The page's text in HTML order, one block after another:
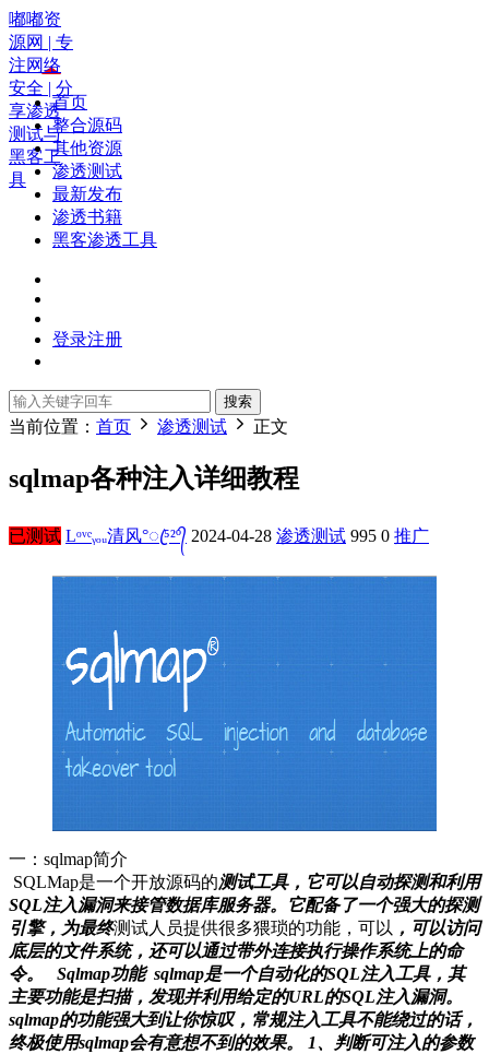
嘟嘟资
源网 | 专
注网络
安全 | 分
享渗透
测试与
黑客工
具
首页
整合源码
其他资源
渗透测试
最新发布
渗透书籍
黑客渗透工具
登录注册
搜索
当前位置： 首页 渗透测试 正文
sqlmap各种注入详细教程
已测试 Lᵒᵛᵉᵧₒᵤ清风°ꦿ⁵²º᭄ 2024-04-28 渗透测试 995 0 推广
一：sqlmap简介
SQLMap是一个开放源码的测试工具，它可以自动探测和利用
SQL注入漏洞来接管数据库服务器。它配备了一个强大的探测
引擎，为最终测试人员提供很多猥琐的功能，可以 ，可以访问
底层的文件系统，还可以通过带外连接执行操作系统上的命
令。 Sqlmap功能 sqlmap是一个自动化的SQL注入工具，其
主要功能是扫描，发现并利用给定的URL的SQL注入漏洞。
sqlmap的功能强大到让你惊叹，常规注入工具不能绕过的话，
终极使用sqlmap会有意想不到的效果。 1、判断可注入的参数